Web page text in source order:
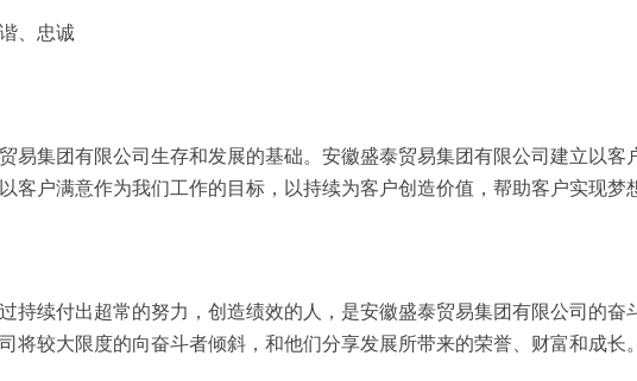
、忠诚
易集团有限公司生存和发展的基础。安徽盛泰贸易集团有限公司建立以
客户满意作为我们工作的目标，以持续为客户创造价值，帮助客户实现梦
持续付出超常的努力，创造绩效的人，是安徽盛泰贸易集团有限公司的
将较大限度的向奋斗者倾斜，和他们分享发展所带来的荣誉、财富和成长。